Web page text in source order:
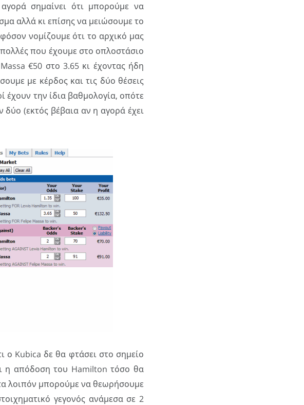
σημαίνει ότι μπορούμε να
αλλά κι επίσης να μειώσουμε το
νομίζουμε ότι το αρχικό μας
που έχουμε στο οπλοστάσιο
€50 στο 3.65 κι έχοντας ήδη
με κέρδος και τις δύο θέσεις
έχουν την ίδια βαθμολογία, οπότε
δύο (εκτός βέβαια αν η αγορά έχει
ο Kubica δε θα φτάσει στο σημείο
η απόδοση του Hamilton τόσο θα
λοιπόν μπορούμε να θεωρήσουμε
γεγονός ανάμεσα σε 2